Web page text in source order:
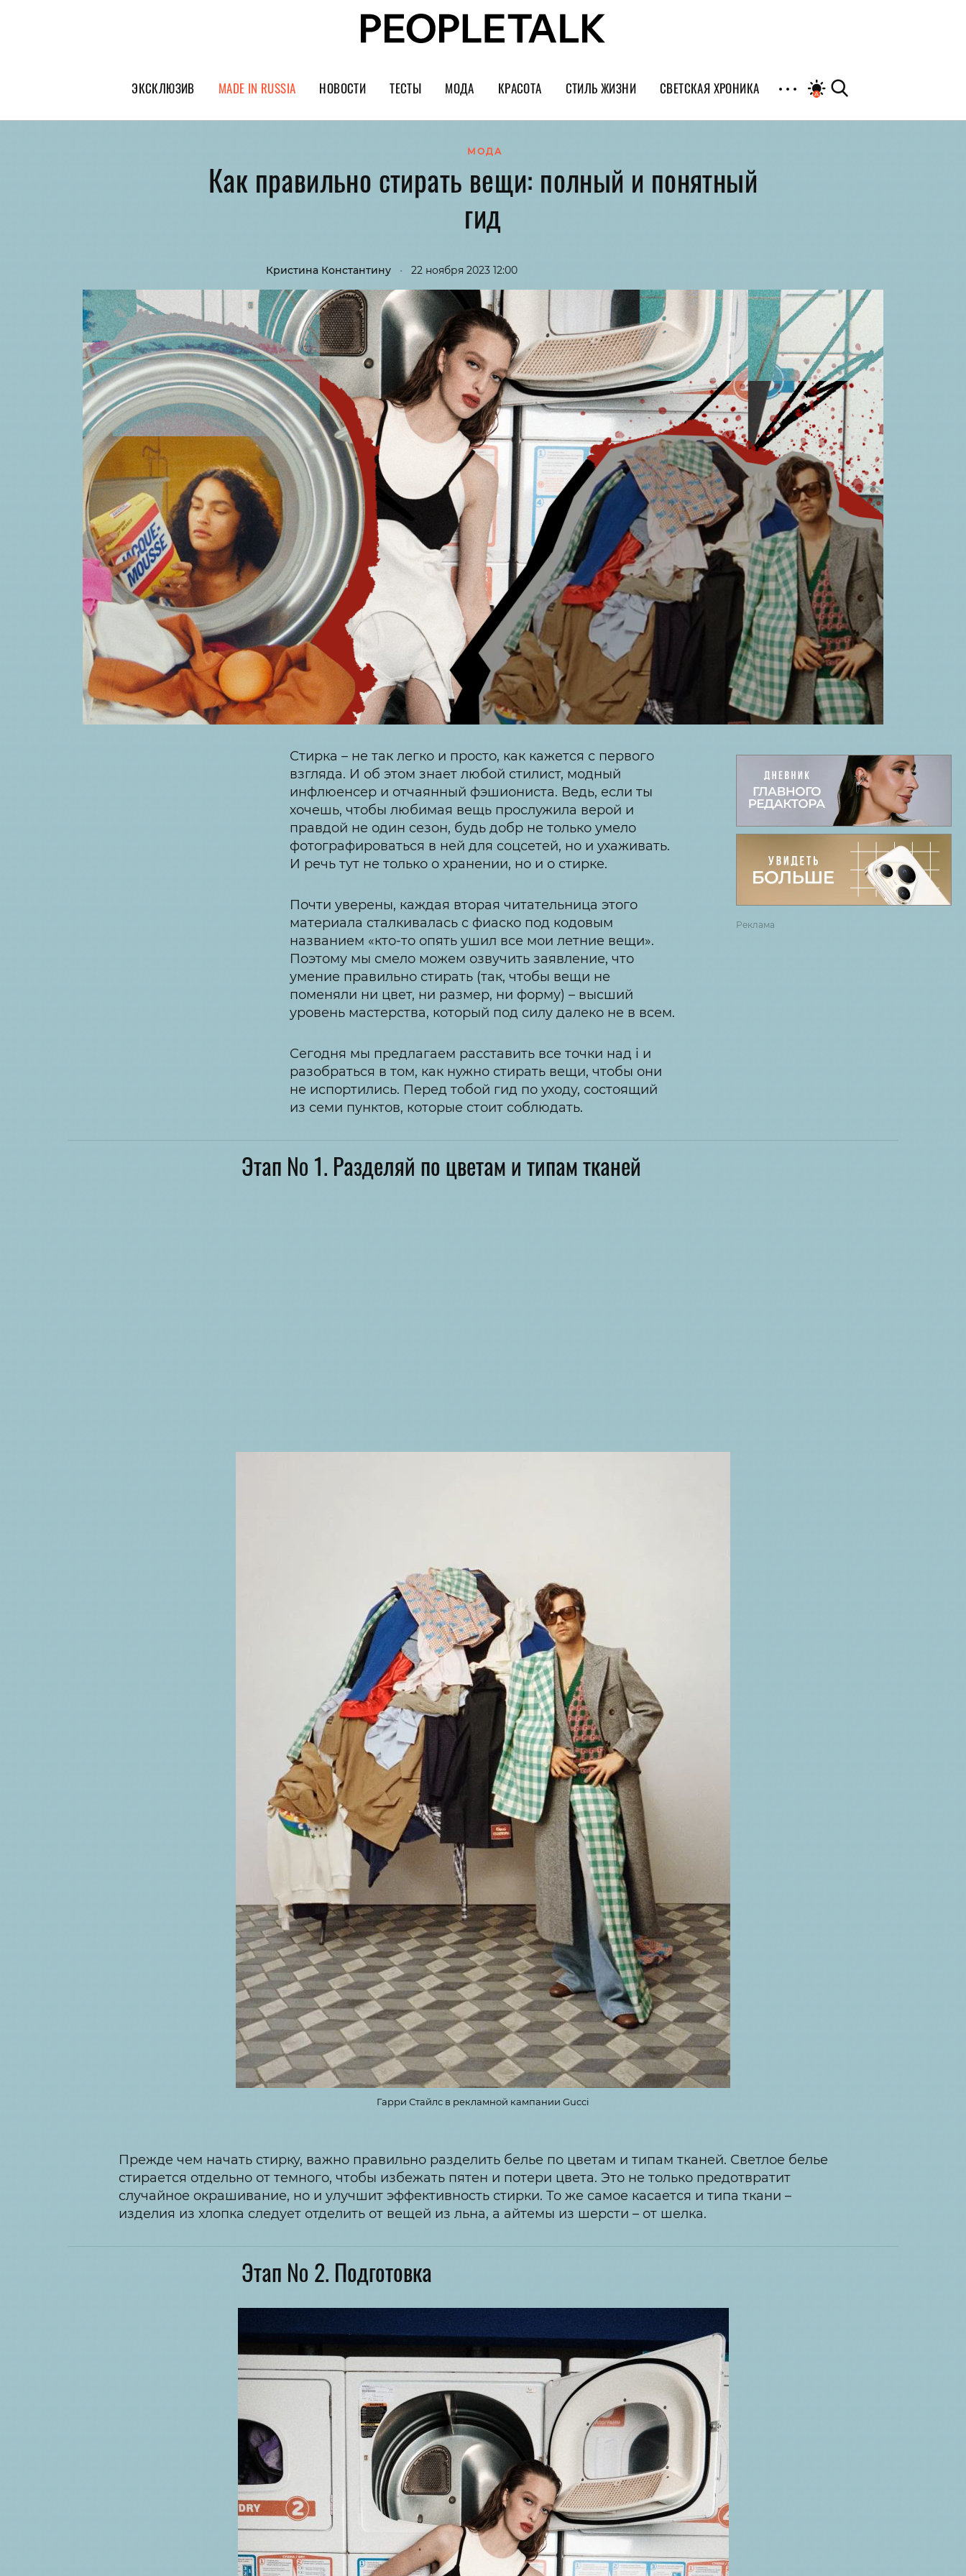
ЭКСКЛЮЗИВ
ГЕРОИ PEOPLETALK
MADE IN RUSSIA НОВОСТИ ТЕСТЫ МОДА
Тренды
Шопинг
Как носить
КРАСОТА
Уход за лицом
Маникюр
Пластика
СТИЛЬ ЖИЗНИ
Культура
Еда и рестораны
Музыка
Дизайн
Гаджеты и авто
Мнение Редакции
СВЕТСКАЯ ХРОНИКА
МОДА
Как правильно стирать вещи: полный и понятный
гид
Кристина Константину • 22 ноября 2023 12:00
Реклама
Стирка – не так легко и просто, как кажется с первого
взгляда. И об этом знает любой стилист, модный
инфлюенсер и отчаянный фэшиониста. Ведь, если ты
хочешь, чтобы любимая вещь прослужила верой и
правдой не один сезон, будь добр не только умело
фотографироваться в ней для соцсетей, но и ухаживать.
И речь тут не только о хранении, но и о стирке.
Почти уверены, каждая вторая читательница этого
материала сталкивалась с фиаско под кодовым
названием «кто-то опять ушил все мои летние вещи».
Поэтому мы смело можем озвучить заявление, что
умение правильно стирать (так, чтобы вещи не
поменяли ни цвет, ни размер, ни форму) – высший
уровень мастерства, который под силу далеко не в всем.
Сегодня мы предлагаем расставить все точки над i и
разобраться в том, как нужно стирать вещи, чтобы они
не испортились. Перед тобой гид по уходу, состоящий
из семи пунктов, которые стоит соблюдать.
Этап № 1. Разделяй по цветам и типам тканей
Гарри Стайлс в рекламной кампании Gucci
Прежде чем начать стирку, важно правильно разделить белье по цветам и типам тканей. Светлое белье
стирается отдельно от темного, чтобы избежать пятен и потери цвета. Это не только предотвратит
случайное окрашивание, но и улучшит эффективность стирки. То же самое касается и типа ткани –
изделия из хлопка следует отделить от вещей из льна, а айтемы из шерсти – от шелка.
Этап № 2. Подготовка